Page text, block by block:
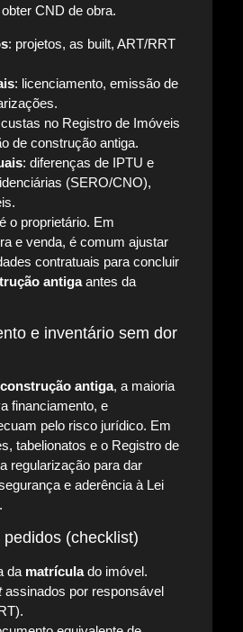
CND de obra.
: projetos, as built, ART/RRT
: licenciamento, emissão de
no Registro de Imóveis
de construção antiga.
: diferenças de IPTU e
(SERO/CNO),
o proprietário. Em
e venda, é comum ajustar
contratuais para concluir
antigaantes da
e inventário sem dor
antiga, a maioria
financiamento, e
pelo risco jurídico. Em
tabelionatos e o Registro de
regularização para dar
e aderência à Lei
(checklist)
da matrículado imóvel.
assinados por responsável